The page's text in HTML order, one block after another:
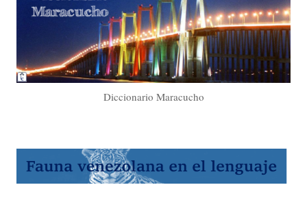
Diccionario Maracucho